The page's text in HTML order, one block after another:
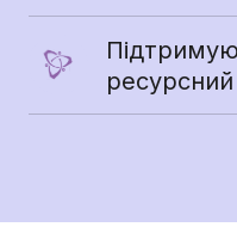
ресурсний